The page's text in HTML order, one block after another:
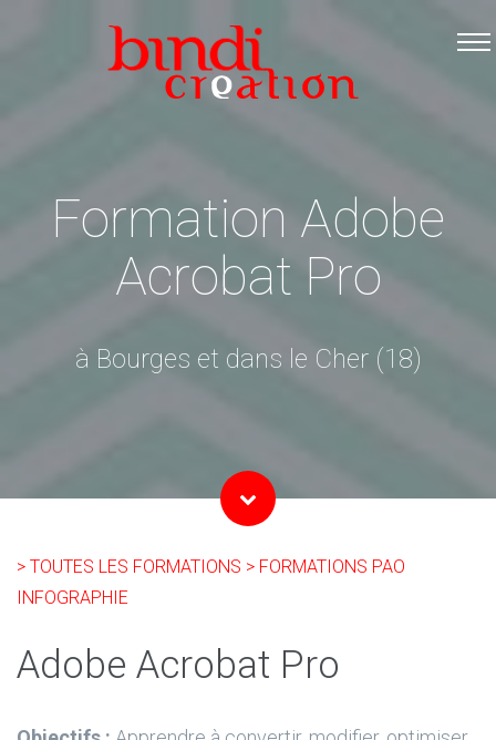
Accueil
Les formations
Infos pratiques
Contact
Formation Adobe
Acrobat Pro
à Bourges et dans le Cher (18)
> TOUTES LES FORMATIONS > FORMATIONS PAO
INFOGRAPHIE
Adobe Acrobat Pro